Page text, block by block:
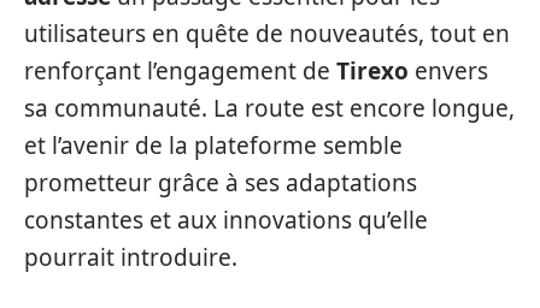
utilisateurs en quête de nouveautés, tout en
renforçant l’engagement de Tirexo envers
sa communauté. La route est encore longue,
et l’avenir de la plateforme semble
prometteur grâce à ses adaptations
constantes et aux innovations qu’elle
pourrait introduire.